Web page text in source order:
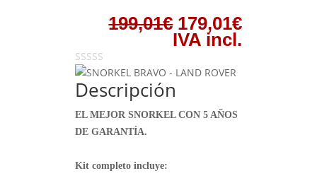
199,01€ El
precio
era:
179,01€El
IVA incl.
Descripción
EL MEJOR SNORKEL CON 5 AÑOS
DE GARANTÍA.
Kit completo incluye: